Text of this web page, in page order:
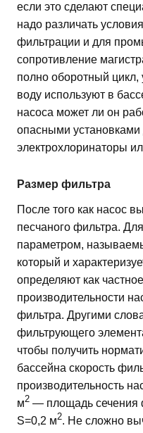
если это сделают
надо различать
фильтрации и для
сопротивление
полно оборотный
воду используют в
насоса может ли он
опасными установками
электрохлоринаторы
Размер фильтра
После того как насос
песчаного фильтра.
параметром,
который и
определяют как
производительности
фильтра. Другими
фильтрующего
чтобы получить
бассейна скорость
производительность
м2 — площадь сечения
S=0,2 м2. Не сложно